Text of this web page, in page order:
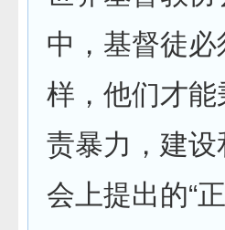
中，基督徒
样，他们才
责暴力，建
会上提出的“